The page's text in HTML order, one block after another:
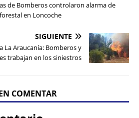
de Bomberos controlaron alarma de
en Loncoche
SIGUIENTE
La Araucanía: Bomberos y
trabajan en los siniestros
COMENTAR